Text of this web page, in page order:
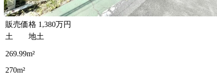
販売価格 1,380万円
土 地土
269.99m²
270m²